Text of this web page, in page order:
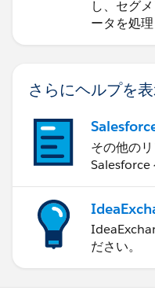
し、セグ
ータを処理
さらにヘルプを
その他の
Salesforce
ださい。